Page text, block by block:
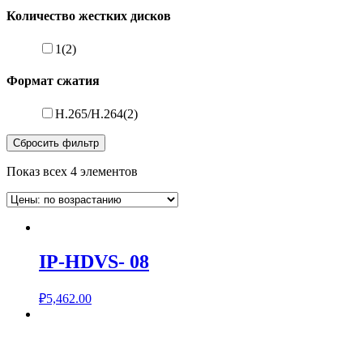
Количество жестких дисков
1(2)
Формат сжатия
H.265/H.264(2)
Сбросить фильтр
Показ всех 4 элементов
IP-HDVS- 08
₽5,462.00